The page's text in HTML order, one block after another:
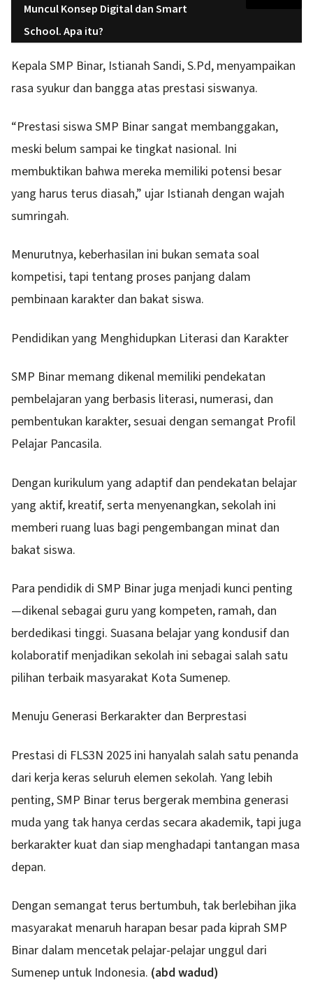
Muncul Konsep Digital dan Smart
School. Apa itu?
Kepala SMP Binar, Istianah Sandi, S.Pd, menyampaikan
rasa syukur dan bangga atas prestasi siswanya.
“Prestasi siswa SMP Binar sangat membanggakan,
meski belum sampai ke tingkat nasional. Ini
membuktikan bahwa mereka memiliki potensi besar
yang harus terus diasah,” ujar Istianah dengan wajah
sumringah.
Menurutnya, keberhasilan ini bukan semata soal
kompetisi, tapi tentang proses panjang dalam
pembinaan karakter dan bakat siswa.
Pendidikan yang Menghidupkan Literasi dan Karakter
SMP Binar memang dikenal memiliki pendekatan
pembelajaran yang berbasis literasi, numerasi, dan
pembentukan karakter, sesuai dengan semangat Profil
Pelajar Pancasila.
Dengan kurikulum yang adaptif dan pendekatan belajar
yang aktif, kreatif, serta menyenangkan, sekolah ini
memberi ruang luas bagi pengembangan minat dan
bakat siswa.
Para pendidik di SMP Binar juga menjadi kunci penting
—dikenal sebagai guru yang kompeten, ramah, dan
berdedikasi tinggi. Suasana belajar yang kondusif dan
kolaboratif menjadikan sekolah ini sebagai salah satu
pilihan terbaik masyarakat Kota Sumenep.
Menuju Generasi Berkarakter dan Berprestasi
Prestasi di FLS3N 2025 ini hanyalah salah satu penanda
dari kerja keras seluruh elemen sekolah. Yang lebih
penting, SMP Binar terus bergerak membina generasi
muda yang tak hanya cerdas secara akademik, tapi juga
berkarakter kuat dan siap menghadapi tantangan masa
depan.
Dengan semangat terus bertumbuh, tak berlebihan jika
masyarakat menaruh harapan besar pada kiprah SMP
Binar dalam mencetak pelajar-pelajar unggul dari
Sumenep untuk Indonesia. (abd wadud)